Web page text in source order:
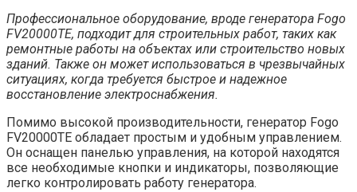
Профессиональное оборудование, вроде генератора Fogo
FV20000TE, подходит для строительных работ, таких как
ремонтные работы на объектах или строительство новых
зданий. Также он может использоваться в чрезвычайных
ситуациях, когда требуется быстрое и надежное
восстановление электроснабжения.
Помимо высокой производительности, генератор Fogo
FV20000TE обладает простым и удобным управлением.
Он оснащен панелью управления, на которой находятся
все необходимые кнопки и индикаторы, позволяющие
легко контролировать работу генератора.